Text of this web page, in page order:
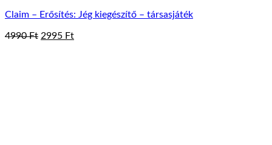
Claim – Erősítés: Jég kiegészítő – társasjáték
4990Ft Original
2995 FtCurrent